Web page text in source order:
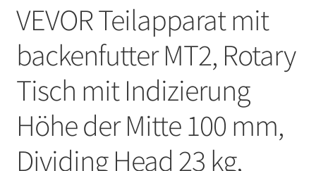
VEVOR Teilapparat mit
backenfutter MT2, Rotary
Tisch mit Indizierung
Höhe der Mitte 100 mm,
Dividing Head 23 kg,